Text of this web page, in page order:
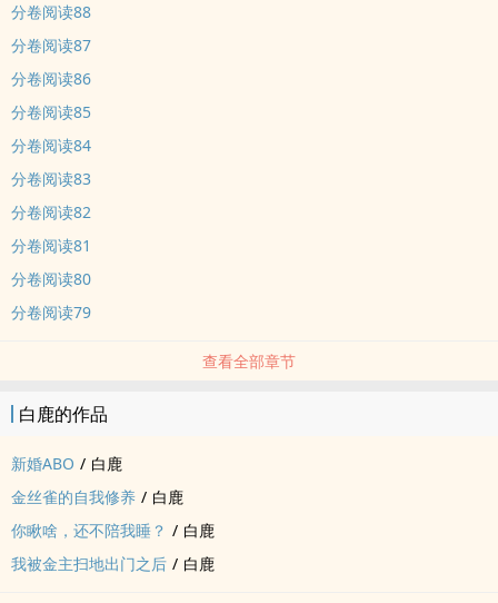
分卷阅读88
分卷阅读87
分卷阅读86
分卷阅读85
分卷阅读84
分卷阅读83
分卷阅读82
分卷阅读81
分卷阅读80
分卷阅读79
查看全部章节
白鹿的作品
新婚ABO / 白鹿
金丝雀的自我修养 / 白鹿
你瞅啥，还不陪我睡？ / 白鹿
我被金主扫地出门之后 / 白鹿